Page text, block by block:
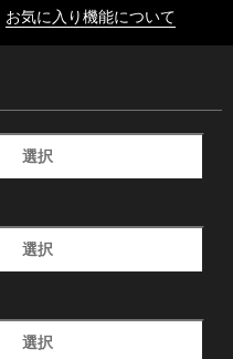
お気に入り機能について
選択
選択
選択